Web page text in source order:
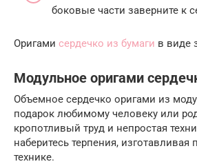
боковые части заверните к
Оригами сердечко из бумаги в виде
Модульное оригами
Объемное сердечко оригами из
подарок любимому человеку или
кропотливый труд и непростая
наберитесь терпения, изготавливая
технике.